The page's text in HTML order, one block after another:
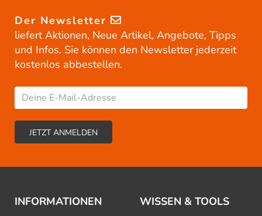
Der Newsletter
liefert Aktionen, Neue Artikel, Angebote, Tipps
und Infos. Sie können den Newsletter jederzeit
kostenlos abbestellen.
INFORMATIONEN WISSEN & TOOLS